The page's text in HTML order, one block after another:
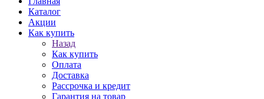
Каталог
Акции
Как купить
Назад
Как купить
Оплата
Доставка
Рассрочка и кредит
Гарантия на товар